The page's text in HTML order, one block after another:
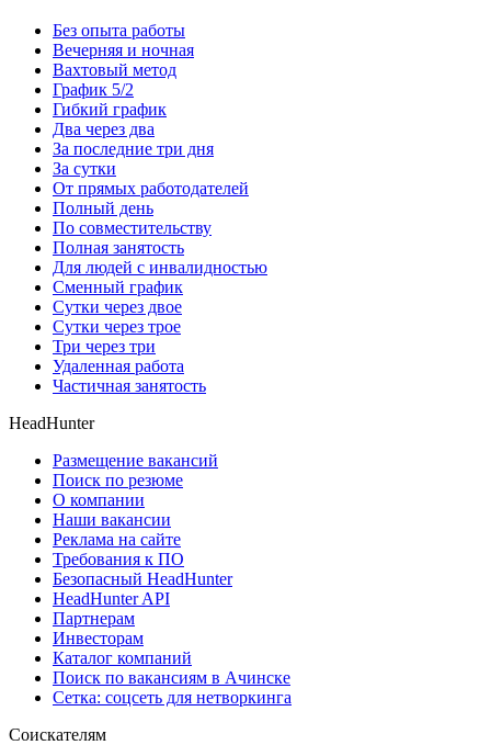
Без опыта работы
Вечерняя и ночная
Вахтовый метод
График 5/2
Гибкий график
Два через два
За последние три дня
За сутки
От прямых работодателей
Полный день
По совместительству
Полная занятость
Для людей с инвалидностью
Сменный график
Сутки через двое
Сутки через трое
Три через три
Удаленная работа
Частичная занятость
HeadHunter
Размещение вакансий
Поиск по резюме
О компании
Наши вакансии
Реклама на сайте
Требования к ПО
Безопасный HeadHunter
HeadHunter API
Партнерам
Инвесторам
Каталог компаний
Поиск по вакансиям в Ачинске
Сетка: соцсеть для нетворкинга
Соискателям